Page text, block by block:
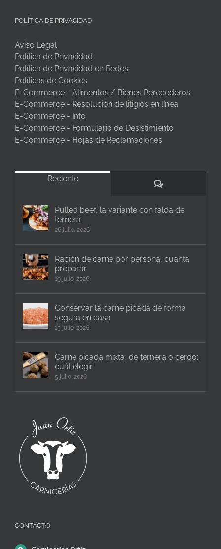
POLÍTICA DE PRIVACIDAD
Aviso Legal
Política de Privacidad
Política de Privacidad en Redes
Políticas de Cookies
E-Commerce - Alimentos / Bienes Perecederos
E-Commerce - Resolución de litigios en línea
E-Commerce - Info
E-Commerce - Formulario de Desistimiento
E-Commerce - Hojas de Reclamaciones
Reciente
Comentarios
Pulled beef, la variante con falda de
ternera
26 julio, 2026
Ración de carne por persona, cuánta
preparar
19 julio, 2026
Conservar la carne picada de forma
segura en casa
15 julio, 2026
Carne picada mixta, de ternera o cerdo:
cuál elegir
5 julio, 2026
CONTACTO